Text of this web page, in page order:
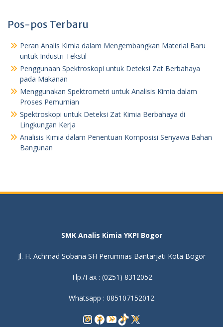
Pos-pos Terbaru
Peran Analis Kimia dalam Mengembangkan Material Baru
untuk Industri Tekstil
Penggunaan Spektroskopi untuk Deteksi Zat Berbahaya
pada Makanan
Menggunakan Spektrometri untuk Analisis Kimia dalam
Proses Pemurnian
Spektroskopi untuk Deteksi Zat Kimia Berbahaya di
Lingkungan Kerja
Analisis Kimia dalam Penentuan Komposisi Senyawa Bahan
Bangunan
SMK Analis Kimia YKPI Bogor
Jl. H. Achmad Sobana SH Perumnas Bantarjati Kota Bogor
Tlp./Fax : (0251) 8312052
Whatsapp : 085107152012
Instagram
Facebook
YouTube
TikTok
X